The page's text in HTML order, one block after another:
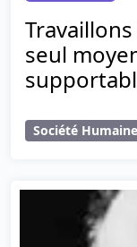
seul
Société Humaine